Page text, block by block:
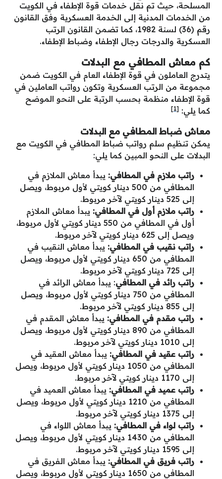
المسلحة، حيث تم نقل خدمات قوة الإطفاء في الكويت
من الخدمات المدنية إلى الخدمة العسكرية وفق القانون
رقم (36) لسنة 1982، كما تضمن القانون الرتب
العسكرية والدرجات رجال الإطفاء وضباط الإطفاء.
كم معاش المطافي مع البدلات
يتدرج العاملون في قوة الإطفاء العام في الكويت ضمن
مجموعة من الرتب العسكرية وتكون رواتب العاملين في
قوة الإطفاء منظمة بحسب الرتبة على النحو الموضح
كما يلي: [1]
معاش ضباط المطافي مع البدلات
يمكن تنظيم سلم رواتب ضباط المطافي في الكويت مع
البدلات على النحو المبين كما يلي:
راتب ملازم في المطافي: يبدأ معاش الملازم في
المطافي من 500 دينار كويتي لأول مربوط، ويصل
إلى 525 دينار كويتي لآخر مربوط.
راتب ملازم أول في المطافي: يبدأ معاش الملازم
أول في المطافي من 550 دينار كويتي لأول مربوط،
ويصل إلى 625 دينار كويتي لآخر مربوط.
راتب نقيب في المطافي: يبدأ معاش النقيب في
المطافي من 650 دينار كويتي لأول مربوط، ويصل
إلى 725 دينار كويتي لآخر مربوط.
راتب رائد في المطافي: يبدأ معاش الرائد في
المطافي من 750 دينار كويتي لأول مربوط، ويصل
إلى 855 دينار كويتي لآخر مربوط.
راتب مقدم في المطافي: يبدأ معاش المقدم في
المطافي من 890 دينار كويتي لأول مربوط، ويصل
إلى 1010 دينار كويتي لآخر مربوط.
راتب عقيد في المطافي: يبدأ معاش العقيد في
المطافي من 1050 دينار كويتي لأول مربوط، ويصل
إلى 1170 دينار كويتي لآخر مربوط.
راتب عميد في المطافي: يبدأ معاش العميد في
المطافي من 1210 دينار كويتي لأول مربوط، ويصل
إلى 1375 دينار كويتي لآخر مربوط.
راتب لواء في المطافي: يبدأ معاش اللواء في
المطافي من 1430 دينار كويتي لأول مربوط، ويصل
إلى 1595 دينار كويتي لآخر مربوط.
راتب فريق في المطافي: يبدأ معاش الفريق في
المطافي من 1650 دينار كويتي لأول مربوط، ويصل